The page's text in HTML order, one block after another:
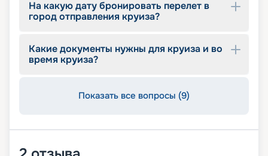
На какую дату бронировать перелет в
город отправления круиза?
Какие документы нужны для круиза и во
время круиза?
Показать все вопросы (9)